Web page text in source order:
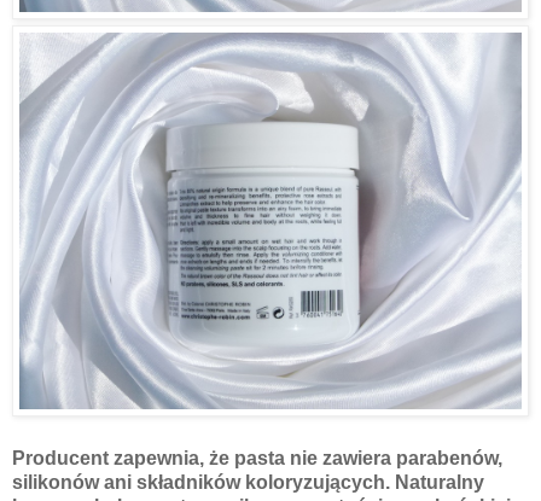
Producent zapewnia, że pasta nie zawiera parabenów,
silikonów ani składników koloryzujących. Naturalny